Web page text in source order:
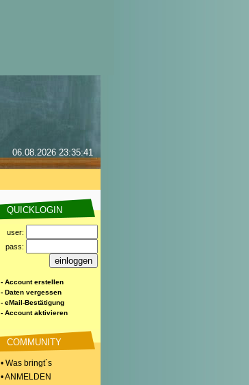
06.08.2026 23:35:41
QUICKLOGIN
user:
pass:
- Account erstellen
- Daten vergessen
- eMail-Bestätigung
- Account aktivieren
COMMUNITY
• Was bringt´s
• ANMELDEN